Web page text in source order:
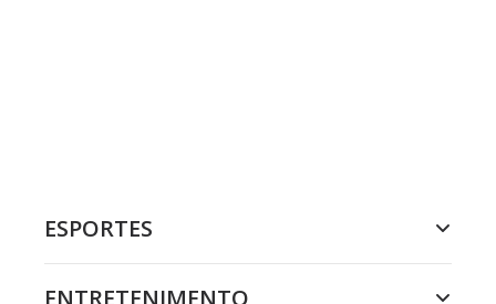
ESPORTES
ENTRETENIMENTO